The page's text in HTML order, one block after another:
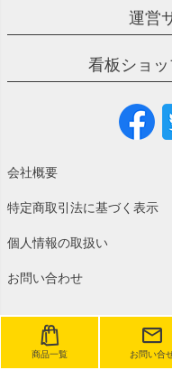
商品一覧 お問い合
運営
看板ショ
会社概要
特定商取引法に基づく表示
個人情報の取扱い
お問い合わせ